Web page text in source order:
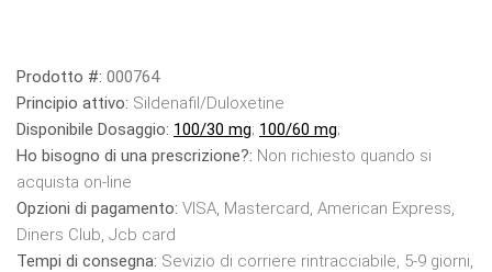
Prodotto #: 000764
Principio attivo: Sildenafil/Duloxetine
Disponibile Dosaggio: 100/30 mg; 100/60 mg;
Ho bisogno di una prescrizione?: Non richiesto quando si
acquista on-line
Opzioni di pagamento: VISA, Mastercard, American Express,
Diners Club, Jcb card
Tempi di consegna: Sevizio di corriere rintracciabile, 5-9 giorni,